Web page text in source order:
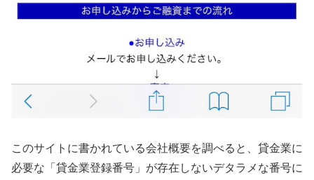
このサイトに書かれている会社概要を調べると、貸金業に
必要な「貸金業登録番号」が存在しないデタラメな番号に